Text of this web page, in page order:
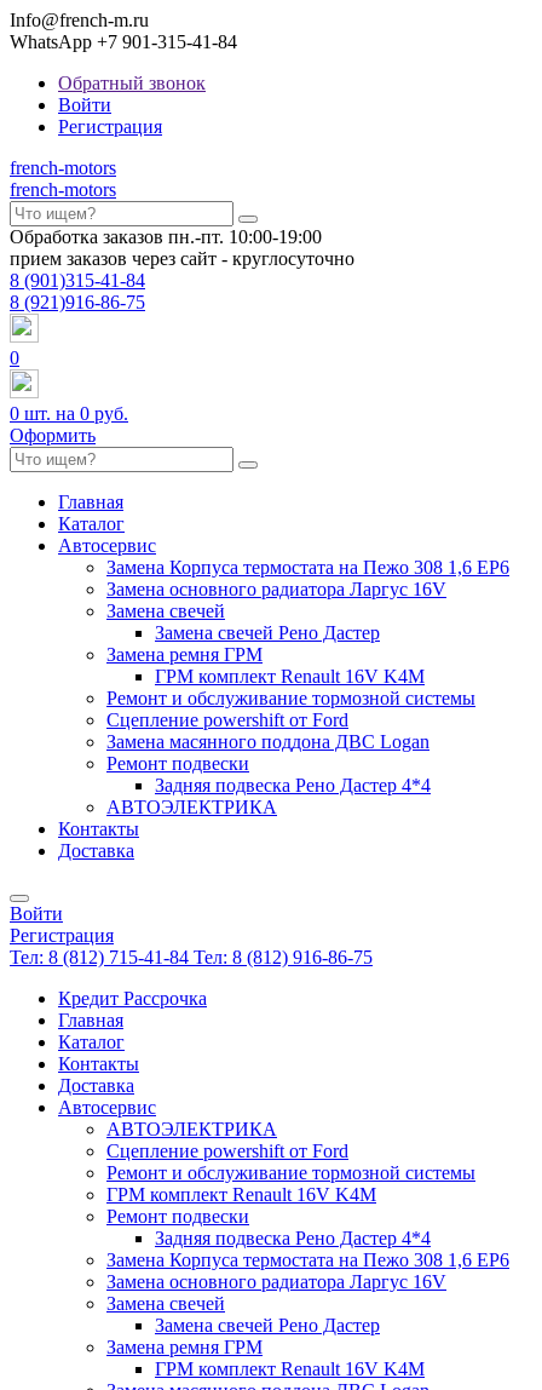
Info@french-m.ru
WhatsApp +7 901-315-41-84
Обратный звонок
Войти
Регистрация
french-motors
french-motors
Обработка заказов пн.-пт. 10:00-19:00
прием заказов через сайт - круглосуточно
8 (901)315-41-84
8 (921)916-86-75
0
0 шт. на 0 руб.
Оформить
Главная
Каталог
Автосервис
Замена Корпуса термостата на Пежо 308 1,6 EP6
Замена основного радиатора Ларгус 16V
Замена свечей
Замена свечей Рено Дастер
Замена ремня ГРМ
ГРМ комплект Renault 16V K4M
Ремонт и обслуживание тормозной системы
Сцепление powershift от Ford
Замена масянного поддона ДВС Logan
Ремонт подвески
Задняя подвеска Рено Дастер 4*4
АВТОЭЛЕКТРИКА
Контакты
Доставка
Войти
Регистрация
Тел: 8 (812) 715-41-84 Тел: 8 (812) 916-86-75
Кредит Рассрочка
Главная
Каталог
Контакты
Доставка
Автосервис
АВТОЭЛЕКТРИКА
Сцепление powershift от Ford
Ремонт и обслуживание тормозной системы
ГРМ комплект Renault 16V K4M
Ремонт подвески
Задняя подвеска Рено Дастер 4*4
Замена Корпуса термостата на Пежо 308 1,6 EP6
Замена основного радиатора Ларгус 16V
Замена свечей
Замена свечей Рено Дастер
Замена ремня ГРМ
ГРМ комплект Renault 16V K4M